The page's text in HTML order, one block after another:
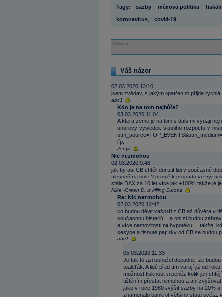
Tagy: sazby měnová politika
koronavirus covid-19
Reklama
Váš názor
02.03.2020 13:10
jsem zvědav, s jakým opatřením přijde rychlá
abc1
Kdo je na tom nejhůře?
03.03.2020 11:04
A která země je na tom s dalšími výdaji
unorovy-vysledek-statniho-rozpoctu-v-
líp.
Jenyk
Nic nezmohou
02.03.2020 9:48
jak by asi CB chtěli donutit lidi v současné
alespoň na nule ? prostě k propadu ve
stále DAX za 10 let více jak +100% takže je
Mike -Green D. is killing Europe
Re: Nic nezmohou
02.03.2020 12:42
co budou dělat kašpaři z CB až důvěra v
současnou histerii)….a oni si budou
a více nemovitosti na hypotéku.....takže,
sesype a tisnuté papírky od CB se budou
abc1
05.03.2020 11:33
Jo tak to asi bohužel dopadne, že
toaleťák. A lidé před tím varují již od
možnost tisknout si peněz kolik jen
tištěním přestat nemohou a ani
jako v roce 1980 zvýšit sazby na 20%
znamenalo bankrot většiny států světa,